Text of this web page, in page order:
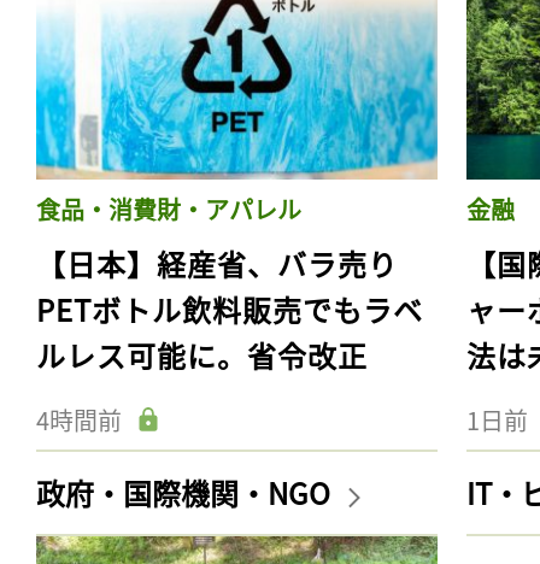
食品・消費財・アパレル
【日本】経産省、バラ売り
PETボトル飲料販売でもラベ
ルレス可能に。省令改正
4時間前
金融
【
ャー
法は
1日前
政府・国際機関・NGO IT・